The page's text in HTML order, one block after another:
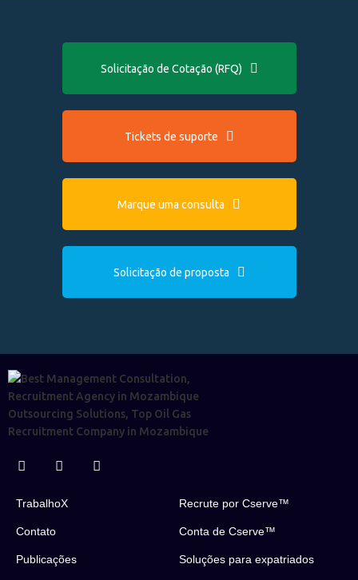
Solicitação de Cotação (RFQ)
Tickets de suporte
Marque uma consulta
Solicitação de proposta
TrabalhoX Recrute por Cserve™
Contato Conta de Cserve™
Publicações Soluções para expatriados